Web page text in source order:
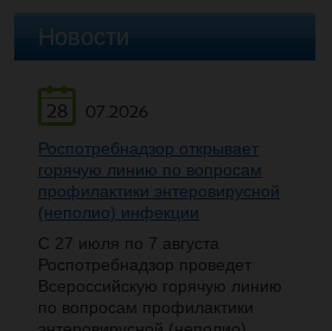
Новости
28
07.2026
Роспотребнадзор открывает
горячую линию по вопросам
профилактики энтеровирусной
(неполио) инфекции
С 27 июля по 7 августа
Роспотребнадзор проведет
Всероссийскую горячую линию
по вопросам профилактики